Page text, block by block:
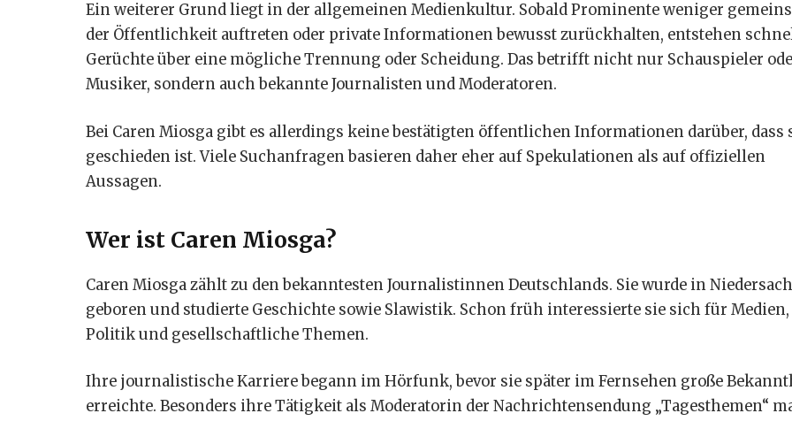
Ein weiterer Grund liegt in der allgemeinen Medienkultur. Sobald Prominente weniger
der Öffentlichkeit auftreten oder private Informationen bewusst zurückhalten, entstehen
Gerüchte über eine mögliche Trennung oder Scheidung. Das betrifft nicht nur Schauspieler
Musiker, sondern auch bekannte Journalisten und Moderatoren.
Bei Caren Miosga gibt es allerdings keine bestätigten öffentlichen Informationen darüber, dass
geschieden ist. Viele Suchanfragen basieren daher eher auf Spekulationen als auf offiziellen
Aussagen.
Wer ist Caren Miosga?
Caren Miosga zählt zu den bekanntesten Journalistinnen Deutschlands. Sie wurde in
geboren und studierte Geschichte sowie Slawistik. Schon früh interessierte sie sich für Medien,
Politik und gesellschaftliche Themen.
Ihre journalistische Karriere begann im Hörfunk, bevor sie später im Fernsehen große
erreichte. Besonders ihre Tätigkeit als Moderatorin der Nachrichtensendung „Tagesthemen“